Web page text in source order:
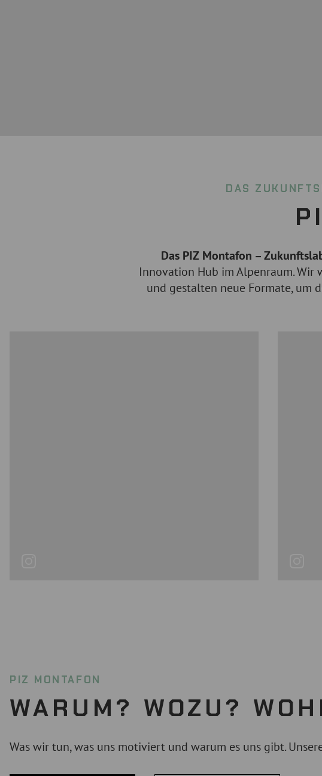
DAS
Das PIZ Montafon –
Innovation Hub im Alpenraum. Wir
und gestalten neue Formate, um
PIZ MONTAFON
WARUM? WOZU?
Was wir tun, was uns motiviert und warum es uns gibt.